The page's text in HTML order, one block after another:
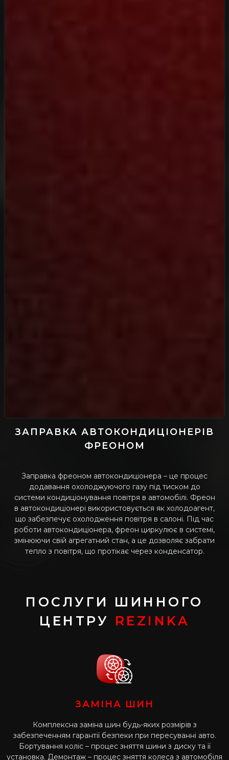
ЗАПРАВКА АВТОКОНДИЦІОНЕРІВ
ФРЕОНОМ
Заправка фреоном автокондиціонера – це процес
додавання охолоджуючого газу під тиском до
системи кондиціонування повітря в автомобілі. Фреон
в автокондиціонері використовується як холодоагент,
що забезпечує охолодження повітря в салоні. Під час
роботи автокондиціонера, фреон циркулює в системі,
змінюючи свій агрегатний стан, а це дозволяє забрати
тепло з повітря, що протікає через конденсатор.
ПОСЛУГИ ШИННОГО
ЦЕНТРУ REZINKA
ЗАМІНА ШИН
Комплексна заміна шин будь-яких розмірів з
забезпеченням гарантії безпеки при пересуванні авто.
Бортування коліс – процес зняття шини з диску та її
установка. Демонтаж – процес зняття колеса з автомобіля